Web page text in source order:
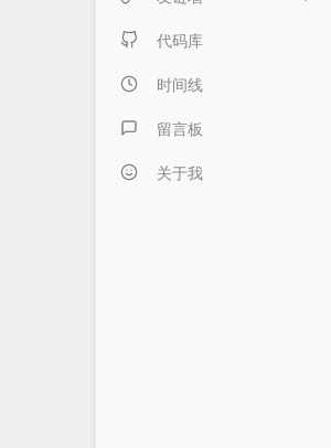
日记本子
懒得分类
内页链接 & 友链申请
FANTASY博客
伍言Blog
Albert's Blog
代码库
时间线
留言板
关于我